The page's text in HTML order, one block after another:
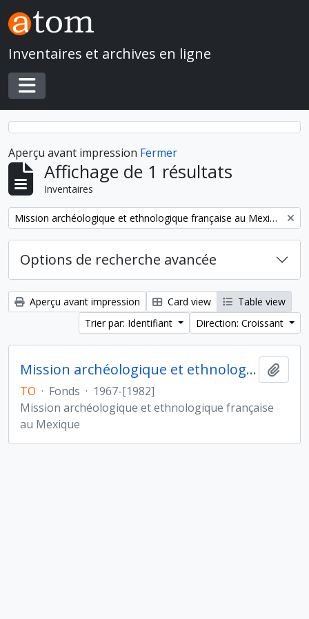
Skip to main content
Inventaires et archives en ligne
Toggle navigation
Aperçu avant impression Fermer
Affichage de 1 résultats
Inventaires
Remove filter: Mission archéologique et ethnologique française au Mexique
Options de recherche avancée
Aperçu avant impression Card view
Table view
Trier par: Identifiant
Direction: Croissant
Mission archéologique et ethnologique française au Mexique
TO · Fonds · 1967-[1982]
Mission archéologique et ethnologique française
au Mexique